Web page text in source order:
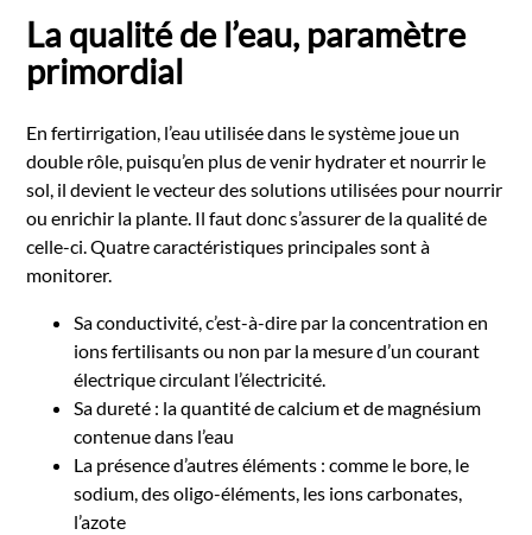
La qualité de l’eau, paramètre
primordial
En fertirrigation, l’eau utilisée dans le système joue un
double rôle, puisqu’en plus de venir hydrater et nourrir le
sol, il devient le vecteur des solutions utilisées pour nourrir
ou enrichir la plante. Il faut donc s’assurer de la qualité de
celle-ci. Quatre caractéristiques principales sont à
monitorer.
Sa conductivité, c’est-à-dire par la concentration en
ions fertilisants ou non par la mesure d’un courant
électrique circulant l’électricité.
Sa dureté : la quantité de calcium et de magnésium
contenue dans l’eau
La présence d’autres éléments : comme le bore, le
sodium, des oligo-éléments, les ions carbonates,
l’azote